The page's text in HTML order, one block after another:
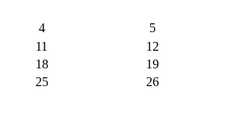
4
5
11
12
18
19
25
26